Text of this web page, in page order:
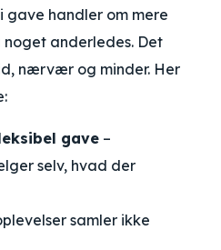
gave handler om mere
anderledes. Det
nærvær og minder. Her
gave –
selv, hvad der
samler ikke